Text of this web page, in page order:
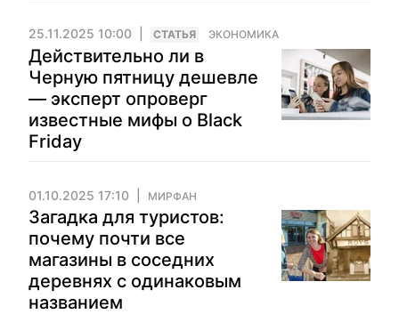
25.11.2025 10:00 CТАТЬЯ ЭКОНОМИКА
Действительно ли в
Черную пятницу дешевле
— эксперт опроверг
известные мифы о Black
Friday
01.10.2025 17:10 МИРФАН
Загадка для туристов:
почему почти все
магазины в соседних
деревнях с одинаковым
названием